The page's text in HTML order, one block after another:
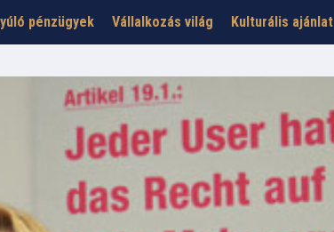
pénzügyek Vállalkozás világ Kulturális ajánlat